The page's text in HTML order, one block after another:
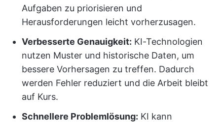
Aufgaben zu priorisieren und
Herausforderungen leicht vorherzusagen.
Verbesserte Genauigkeit: KI-Technologien
nutzen Muster und historische Daten, um
bessere Vorhersagen zu treffen. Dadurch
werden Fehler reduziert und die Arbeit bleibt
auf Kurs.
Schnellere Problemlösung: KI kann